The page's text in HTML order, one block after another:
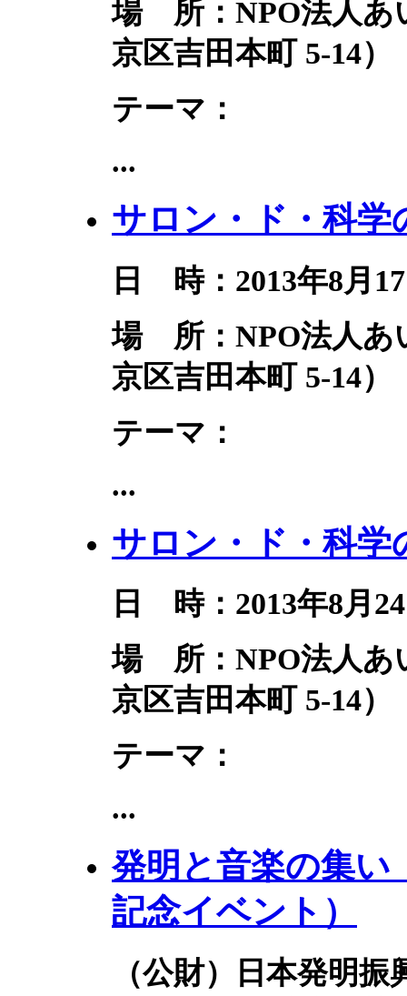
場 所：NPO法人あ
京区吉田本町 5-14）
テーマ：
...
サロン・ド・科学
日 時：2013年8月
場 所：NPO法人あ
京区吉田本町 5-14）
テーマ：
...
サロン・ド・科学
日 時：2013年8月
場 所：NPO法人あ
京区吉田本町 5-14）
テーマ：
...
発明と音楽の集い
記​念イベント）
（公財）日本発明